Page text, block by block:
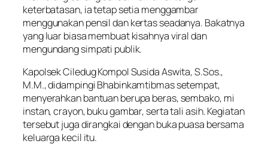
keterbatasan, ia tetap setia menggambar
menggunakan pensil dan kertas seadanya. Bakatnya
yang luar biasa membuat kisahnya viral dan
mengundang simpati publik.
Kapolsek Ciledug Kompol Susida Aswita, S.Sos.,
M.M., didampingi Bhabinkamtibmas setempat,
menyerahkan bantuan berupa beras, sembako, mi
instan, crayon, buku gambar, serta tali asih. Kegiatan
tersebut juga dirangkai dengan buka puasa bersama
keluarga kecil itu.